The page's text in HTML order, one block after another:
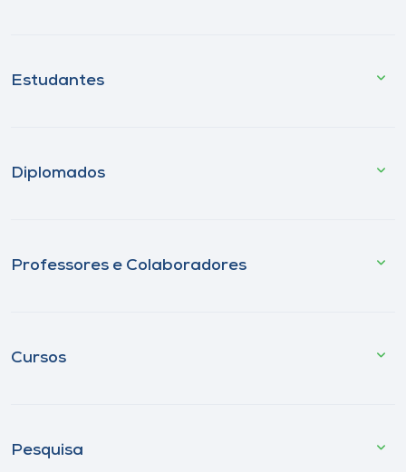
Estudantes
Diplomados
Professores e Colaboradores
Cursos
Pesquisa